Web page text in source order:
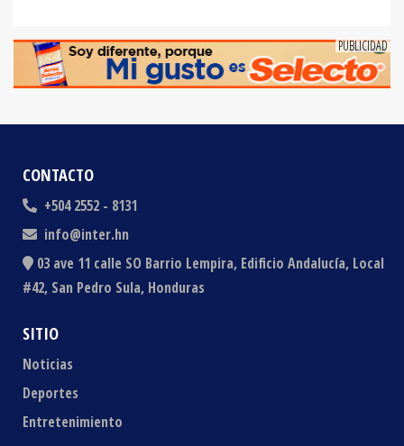
CONTACTO
+504 2552 - 8131
info@inter.hn
03 ave 11 calle SO Barrio Lempira, Edificio Andalucía, Local
#42, San Pedro Sula, Honduras
SITIO
Noticias
Deportes
Entretenimiento